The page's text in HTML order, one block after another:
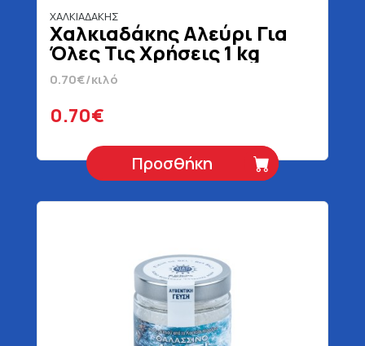
ΧΑΛΚΙΑΔΑΚΗΣ
Χαλκιαδάκης Αλεύρι Για
Όλες Τις Χρήσεις 1 kg
0.70€/κιλό
0.70€
Προσθήκη